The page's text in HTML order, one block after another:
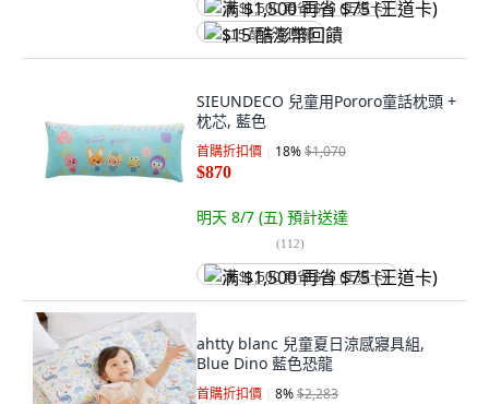
满 $1,500 再省 $75 (王道卡)
$15 酷澎幣回饋
SIEUNDECO 兒童用Pororo童話枕頭 +
枕芯, 藍色
首購折扣價 18%$1,070
$870
明天 8/7 (五) 預計送達
(112)
满 $1,500 再省 $75 (王道卡)
ahtty blanc 兒童夏日涼感寢具組,
Blue Dino 藍色恐龍
首購折扣價 8%$2,283